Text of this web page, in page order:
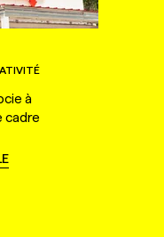
à
cadre